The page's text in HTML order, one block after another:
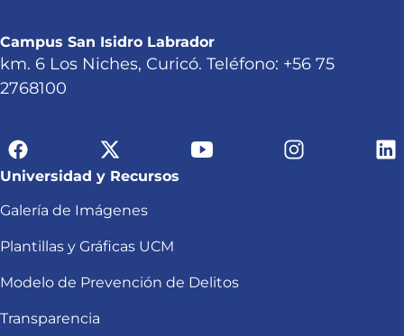
Campus San Isidro Labrador
km. 6 Los Niches, Curicó. Teléfono: +56 75
2768100
Universidad y Recursos
Galería de Imágenes
Plantillas y Gráficas UCM
Modelo de Prevención de Delitos
Transparencia